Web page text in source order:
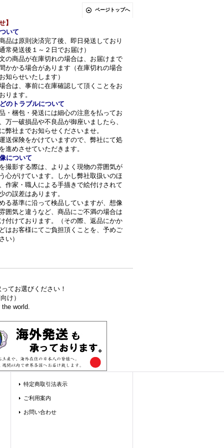
ページトップへ
】
いて
品は原則決済完了後、即日発送しており
常発送後１～２日でお届け）
の商品が在庫切れの場合は、お届けまで
かかる場合があります（在庫切れの場合
知らせいたします）
合は、事前に在庫確認して頂くことをお
ります。
のトラブルについて
・梱包・発送には細心の注意を払ってお
万一破損品や不良品が御座いましたら、
弊社までお知らせくださいませ。
送保険をかけていますので、弊社にて処
進めさせていただきます。
について
撮影する際は、よりよく現物の雰囲気が
心がけています。しかし弊社取扱いのほ
作家・職人による手描きで絵付けされて
の誤差はあります。
る基準に沿って検品していますが、想像
囲気と違うなど、商品にご不満の場合は
付けております。（その際、返品にかか
はお客様にてご負担頂くことを、予めご
い）
てお選びください！
向け）
world.
特定商取引法表示
ご利用案内
お問い合わせ